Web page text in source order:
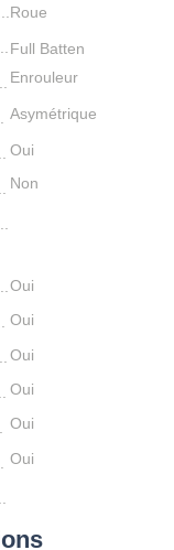
Roue
Full Batten
Enrouleur
Asymétrique
Oui
Non
Oui
Oui
Oui
Oui
Oui
Oui